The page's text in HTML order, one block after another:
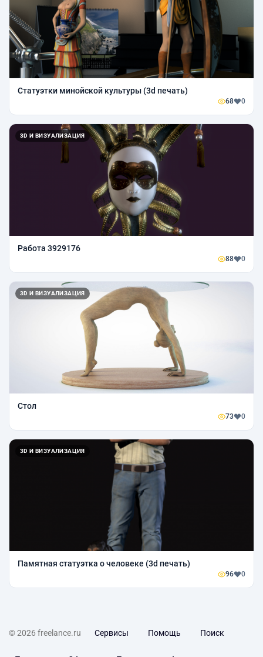
Статуэтки минойской культуры (3d печать)
68 0
3D И ВИЗУАЛИЗАЦИЯ
Работа 3929176
88 0
3D И ВИЗУАЛИЗАЦИЯ
Стол
73 0
3D И ВИЗУАЛИЗАЦИЯ
Памятная статуэтка о человеке (3d печать)
96 0
© 2026 freelance.ru Сервисы Помощь Поиск